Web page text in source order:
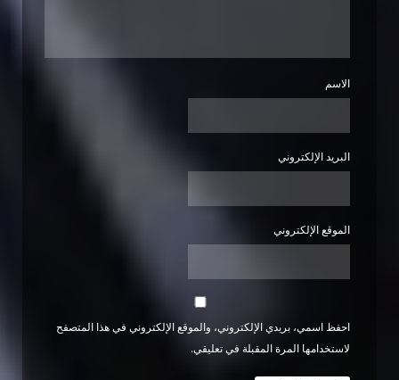
الاسم
البريد الإلكتروني
الموقع الإلكتروني
احفظ اسمي، بريدي الإلكتروني، والموقع الإلكتروني في هذا المتصفح
لاستخدامها المرة المقبلة في تعليقي.